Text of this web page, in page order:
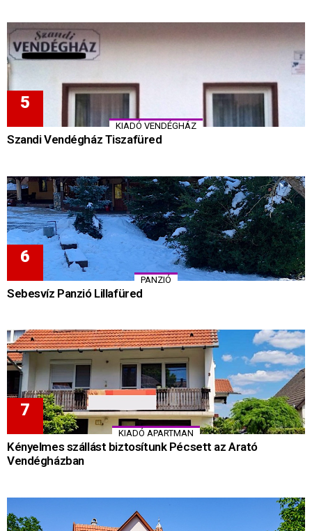
KIADÓ VENDÉGHÁZ
Szandi Vendégház Tiszafüred
PANZIÓ
Sebesvíz Panzió Lillafüred
KIADÓ APARTMAN
Kényelmes szállást biztosítunk Pécsett az Arató
Vendégházban